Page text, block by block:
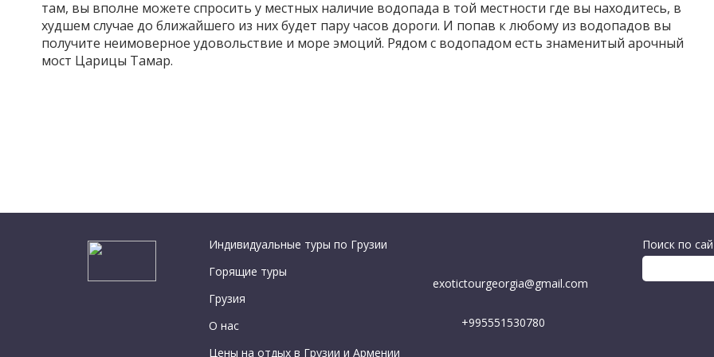
там, вы вполне можете спросить у местных наличие водопада в той местности где вы находитесь, в
худшем случае до ближайшего из них будет пару часов дороги. И попав к любому из водопадов вы
получите неимоверное удовольствие и море эмоций. Рядом с водопадом есть знаменитый арочный
мост Царицы Тамар.
Индивидуальные туры по Грузии
Горящие туры
Грузия
О нас
Цены на отдых в Грузии и Армении
exotictourgeorgia@gmail.com
+995551530780
Поиск по